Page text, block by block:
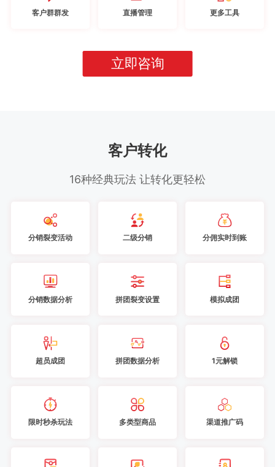
客户群群发 直播管理 更多工具
立即咨询
客户转化
16种经典玩法 让转化更轻松
分销裂变活动 二级分销 分佣实时到账
分销数据分析 拼团裂变设置 模拟成团
超员成团 拼团数据分析 1元解锁
限时秒杀玩法 多类型商品 渠道推广码